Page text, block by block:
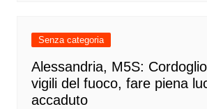
Senza categoria
Alessandria, M5S:
vigili del fuoco, fare piena
accaduto